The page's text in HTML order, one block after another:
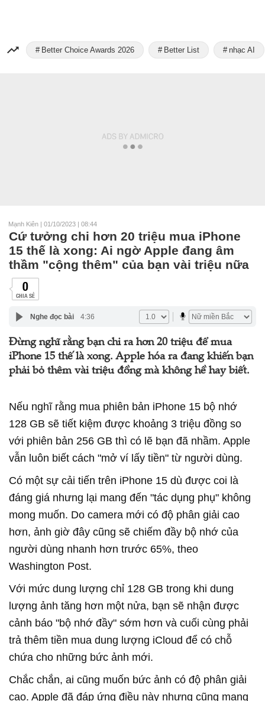
Better Choice Awards 2026 Better List nhạc AI
Mạnh Kiên | 01/10/2023 | 08:44
Cứ tưởng chi hơn 20 triệu mua iPhone
15 thế là xong: Ai ngờ Apple đang âm
thầm "cộng thêm" của bạn vài triệu nữa
0
CHIA SẺ
Nghe đọc bài 4:36
Đừng nghĩ rằng bạn chi ra hơn 20 triệu để mua
iPhone 15 thế là xong. Apple hóa ra đang khiến bạn
phải bỏ thêm vài triệu đồng mà không hề hay biết.
Nếu nghĩ rằng mua phiên bản iPhone 15 bộ nhớ
128 GB sẽ tiết kiệm được khoảng 3 triệu đồng so
với phiên bản 256 GB thì có lẽ bạn đã nhầm. Apple
vẫn luôn biết cách "mở ví lấy tiền" từ người dùng.
Có một sự cải tiến trên iPhone 15 dù được coi là
đáng giá nhưng lại mang đến "tác dụng phụ" không
mong muốn. Do camera mới có độ phân giải cao
hơn, ảnh giờ đây cũng sẽ chiếm đầy bộ nhớ của
người dùng nhanh hơn trước 65%, theo
Washington Post.
Với mức dung lượng chỉ 128 GB trong khi dung
lượng ảnh tăng hơn một nửa, bạn sẽ nhận được
cảnh báo "bộ nhớ đầy" sớm hơn và cuối cùng phải
trả thêm tiền mua dung lượng iCloud để có chỗ
chứa cho những bức ảnh mới.
Chắc chắn, ai cũng muốn bức ảnh có độ phân giải
cao. Apple đã đáp ứng điều này nhưng cũng mang